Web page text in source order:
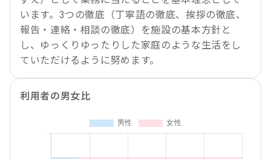
います。3つの徹底（丁寧語の徹底、挨拶の徹底、
報告・連絡・相談の徹底）を施設の基本方針と
し、ゆっくりゆったりした家庭のような生活をし
ていただけるように努めます。
利用者の男女比